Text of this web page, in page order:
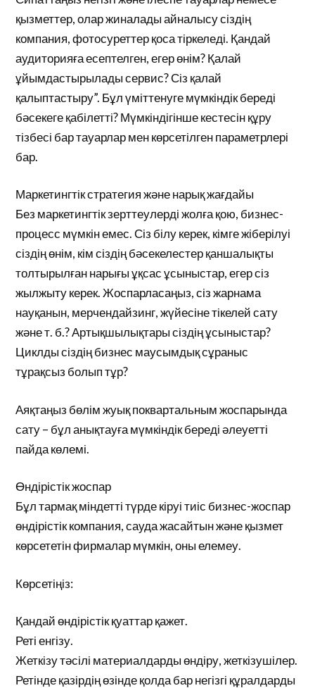
қызметтер, олар жиналады айналысу сіздің
компания, фотосуреттер қоса тіркеледі. Қандай
аудиторияға есептелген, егер өнім? Қалай
ұйымдастырылады сервис? Сіз қалай
қалыптастыру”. Бұл үміттенуге мүмкіндік береді
бәсекеге қабілетті? Мүмкіндігінше кестесін құру
тізбесі бар тауарлар мен көрсетілген параметрлері
бар.
Маркетингтік стратегия және нарық жағдайы
Без маркетингтік зерттеулерді жолға қою, бизнес-
процесс мүмкін емес. Сіз білу керек, кімге жіберілуі
сіздің өнім, кім сіздің бәсекелестер қаншалықты
толтырылған нарығы ұқсас ұсыныстар, егер сіз
жылжыту керек. Жоспарласаңыз, сіз жарнама
науқанын, мерчендайзинг, жүйесіне тікелей сату
және т. б.? Артықшылықтары сіздің ұсыныстар?
Циклды сіздің бизнес маусымдық сұраныс
тұрақсыз болып тұр?
Аяқтаңыз бөлім жуық поквартальным жоспарында
сату – бұл анықтауға мүмкіндік береді әлеуетті
пайда көлемі.
Өндірістік жоспар
Бұл тармақ міндетті түрде кіруі тиіс бизнес-жоспар
өндірістік компания, сауда жасайтын және қызмет
көрсететін фирмалар мүмкін, оны елемеу.
Көрсетіңіз:
Қандай өндірістік қуаттар қажет.
Реті енгізу.
Жеткізу тәсілі материалдарды өндіру, жеткізушілер.
Ретінде қазірдің өзінде қолда бар негізгі құралдарды